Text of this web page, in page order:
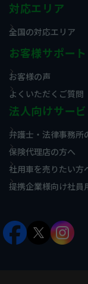
対応エリア
全国の対応エリア
お客様サポート
お客様の声
よくいただくご質問
法人向けサー
弁護士・法律事務所
保険代理店の方へ
社用車を売りたい方
提携企業様向け社員